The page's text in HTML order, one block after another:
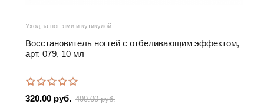
Уход за ногтями и кутикулой
Восстановитель ногтей с отбеливающим эффектом,
арт. 079, 10 мл
320.00 руб. 400.00 руб.